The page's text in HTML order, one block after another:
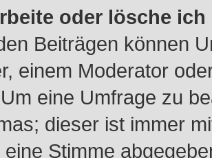
oder lösche
Beiträgen können
einem Moderator
eine Umfrage zu
dieser ist immer
eine Stimme